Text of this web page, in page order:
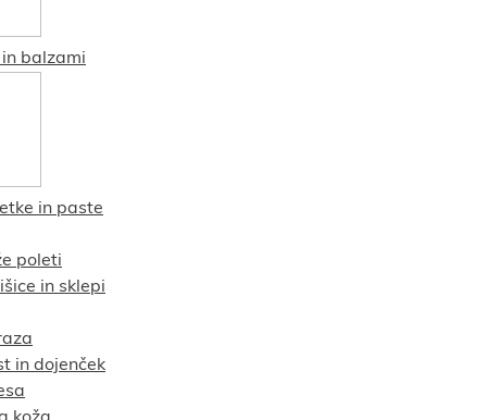
balzami
in paste
poleti
in sklepi
in dojenček